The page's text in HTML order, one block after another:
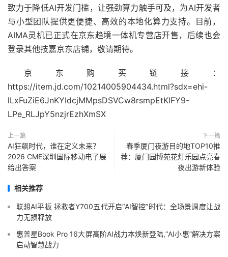
致力于降低AI开发门槛，让强劲算力触手可及，为AI开发者
与小型团队提供更便捷、高效的本地化算力支持。目前，
AIMA灵机已正式在京东趋境一体机专营店开售，后续也会
登录其他技嘉京东店铺，敬请期待。
京东购买链接：
https://item.jd.com/10214005904434.html?sdx=ehi-
lLxFuZiE6JnKYIdcjMMpsDSVCw8rsmpEtKlFY9-
LPe_RLJpY5nzjrEzhXmSX
上一篇
AI狂飙时代，谁在定义未来？
2026 CME深圳国际移动电子展
给出答案
下一篇
春季厦门夜游目的地TOP10推
荐：厦门园博苑花灯乐园点亮春
夜出游新体验
相关推荐
联想AI平板 拯救者Y700五代开启“AI智控”时代：全场景调度让战
力无损释放
惠普星Book Pro 16大屏高阶AI战力本焕新登陆,“AI小惠”解决方案
启动智慧战力